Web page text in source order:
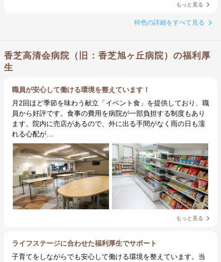
もっと見る
特色の詳細をすべて見る
香芝高清会病院（旧：香芝旭ヶ丘病院）の福利厚
生
職員が安心して働ける環境を整えています！
月2回ほど季節を味わう献立「イベント食」を提供しており、職
員から好評です。食事の費用を病院が一部負担する制度もあり
ます。院内に売店があるので、外に出る手間がなく雨の日も濡
れる心配が…
もっと見る
ライフステージに合わせた福利厚生でサポート
子育てをしながらでも安心して働ける環境を整えています。当